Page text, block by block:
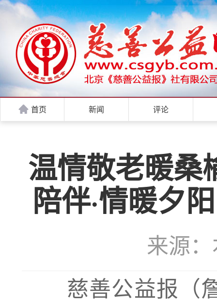
首页 新闻 评论
温情敬老暖
陪伴·情暖夕
来源
慈善公益报（